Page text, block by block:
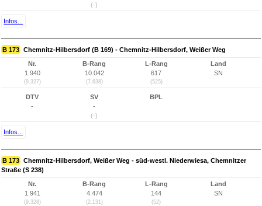
(-)
Infos...
B 173 Chemnitz-Hilbersdorf (B 169) - Chemnitz-Hilbersdorf, Weißer Weg
Nr.
1.940
(9.327)
B-Rang
10.042
(7.638)
L-Rang
617
(525)
Land
SN
DTV
-
SV
-
(-)
BPL
Infos...
B 173 Chemnitz-Hilbersdorf, Weißer Weg - süd-westl. Niederwiesa, Chemnitzer
Straße (S 238)
Nr.
1.941
(9.328)
B-Rang
4.474
(2.131)
L-Rang
144
(52)
Land
SN